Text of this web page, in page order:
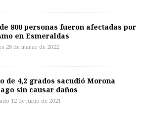
800 personas fueron afectadas por
en Esmeraldas
28 de marzo de 2022
de 4,2 grados sacudió Morona
sin causar daños
12 de junio de 2021